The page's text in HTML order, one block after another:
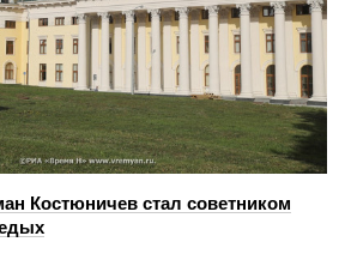
Костюничев стал советником